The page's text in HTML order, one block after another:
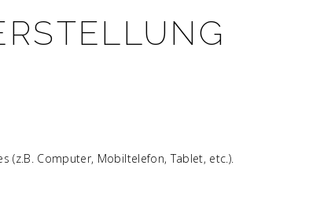
(z.B. Computer, Mobiltelefon, Tablet, etc.).